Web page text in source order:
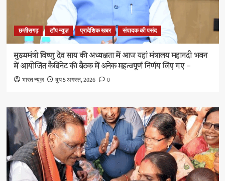
छत्तीसगढ़ टॉप न्यूज़ प्रादेशिक खबर संपादक की पसंद
मुख्यमंत्री विष्णु देव साय की अध्यक्षता में आज यहां मंत्रालय महानदी भवन
में आयोजित कैबिनेट की बैठक में अनेक महत्वपूर्ण निर्णय लिए गए –
भारत न्यूज़ बुध 5 अगस्त, 2026 0